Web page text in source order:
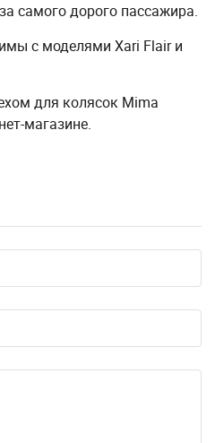
самого дорого пассажира.
с моделями Xari Flair и
для колясок Mima
магазине.